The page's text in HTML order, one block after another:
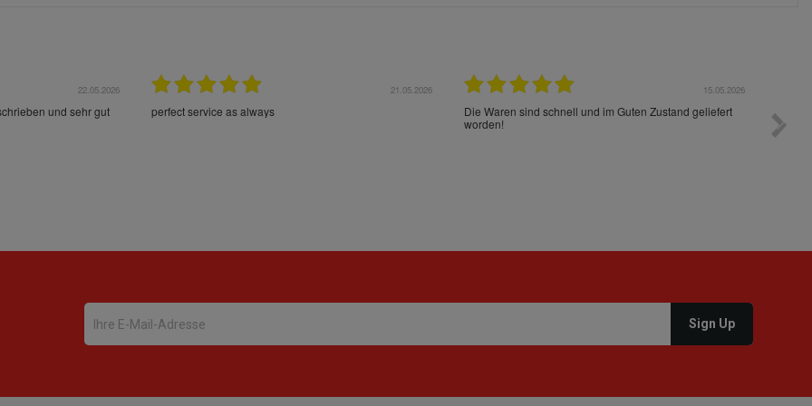
22.05.2026
und sehr gut
21.05.2026
perfect service as always
15.05.2026
Die Waren sind schnell und im Guten Zustand geliefert
worden!